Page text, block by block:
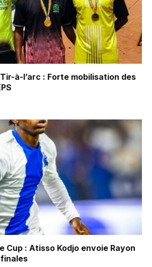
à-l’arc : Forte mobilisation des
Cup : Atisso Kodjo envoie Rayon